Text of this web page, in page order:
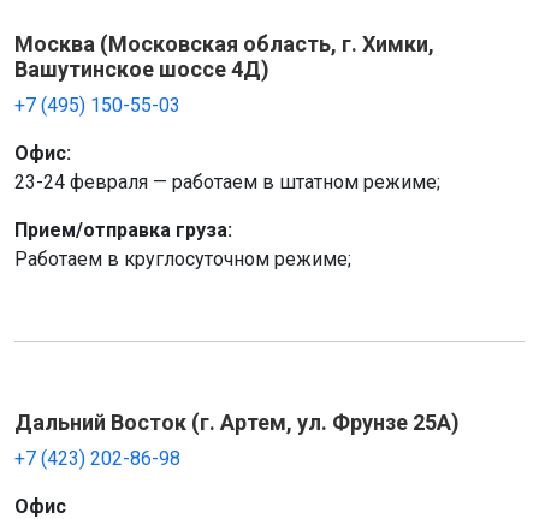
Москва (Московская область, г. Химки,
Вашутинское шоссе 4Д)
+7 (495) 150-55-03
Офис:
23-24 февраля — работаем в штатном режиме;
Прием/отправка груза:
Работаем в круглосуточном режиме;
Дальний Восток (г. Артем, ул. Фрунзе 25А)
+7 (423) 202-86-98
Офис